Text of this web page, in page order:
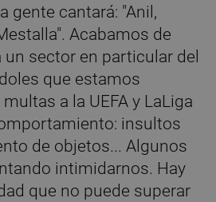
gente cantará: "Anil,
Acabamos de
sector en particular del
que estamos
a la UEFA y LaLiga
insultos
de objetos... Algunos
intimidarnos. Hay
que no puede superar